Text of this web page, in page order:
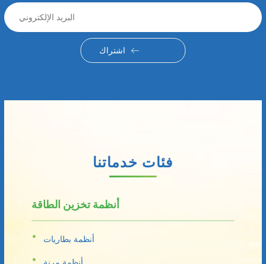
اشتراك
فئات خدماتنا
أنظمة تخزين الطاقة
أنظمة بطاريات